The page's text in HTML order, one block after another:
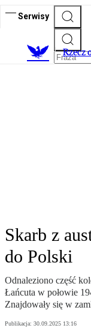
Serwisy
Rzecz
Skarb z
do Polski
Odnaleziono część
Łańcuta w połowie
Znajdowały się w
Publikacja: 30.09.2025 13:16